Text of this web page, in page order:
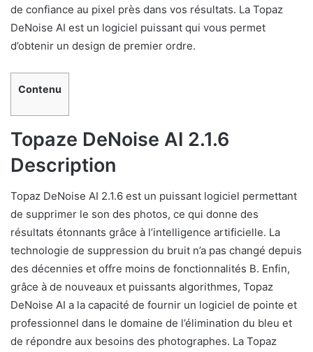
de confiance au pixel près dans vos résultats. La Topaz
DeNoise AI est un logiciel puissant qui vous permet
d’obtenir un design de premier ordre.
Contenu
Topaze DeNoise AI 2.1.6
Description
Topaz DeNoise AI 2.1.6 est un puissant logiciel permettant
de supprimer le son des photos, ce qui donne des
résultats étonnants grâce à l’intelligence artificielle. La
technologie de suppression du bruit n’a pas changé depuis
des décennies et offre moins de fonctionnalités B. Enfin,
grâce à de nouveaux et puissants algorithmes, Topaz
DeNoise AI a la capacité de fournir un logiciel de pointe et
professionnel dans le domaine de l’élimination du bleu et
de répondre aux besoins des photographes. La Topaz